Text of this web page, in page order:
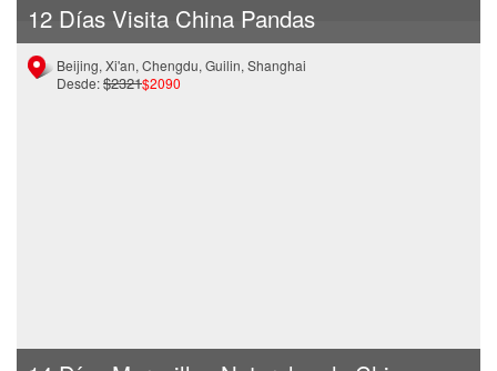
12 Días Visita China Pandas
Beijing, Xi'an, Chengdu, Guilin, Shanghai
Desde:$2321$2090